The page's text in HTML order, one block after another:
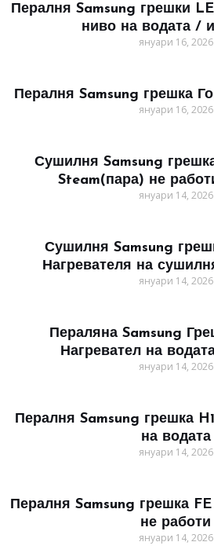
Пералня Samsung грешки
ниво на водата /
януари 16, 2026
Пералня Samsung грешка
януари 16, 2026
Сушилня Samsung
Steam(пара) не
януари 14, 2026
Сушилня Samsung
Нагревателя на
януари 14, 2026
Пераляна Samsung
Нагревател на
януари 14, 2026
Пералня Samsung грешка
на водата
януари 14, 2026
Пералня Samsung грешка
не работи
януари 14, 2026